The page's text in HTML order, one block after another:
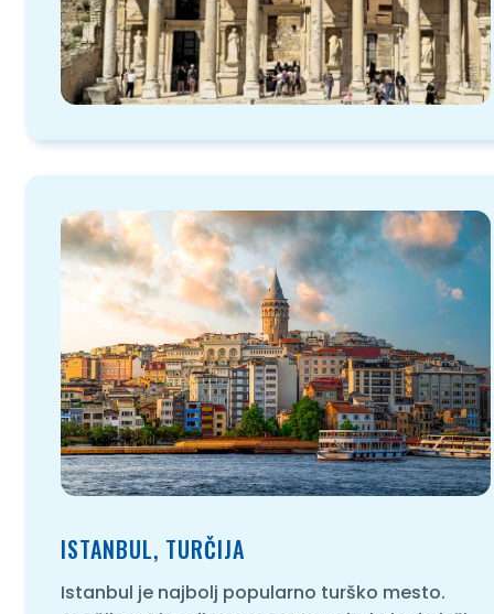
ISTANBUL, TURČIJA
Istanbul je najbolj popularno turško mesto.